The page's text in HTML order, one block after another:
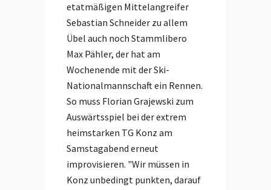
etatmäßigen Mittelangreifer
Sebastian Schneider zu allem
Übel auch noch Stammlibero
Max Pähler, der hat am
Wochenende mit der Ski-
Nationalmannschaft ein Rennen.
So muss Florian Grajewski zum
Auswärtsspiel bei der extrem
heimstarken TG Konz am
Samstagabend erneut
improvisieren. "Wir müssen in
Konz unbedingt punkten, darauf